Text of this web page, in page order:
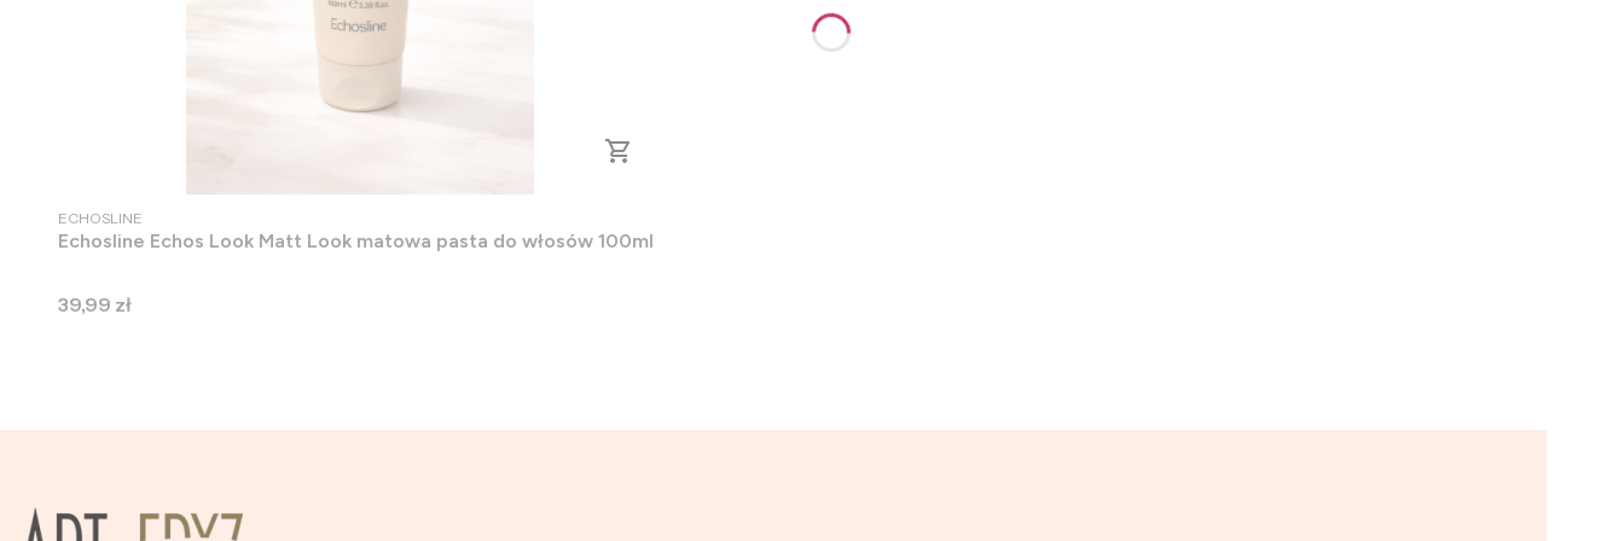
PRODUCENT
ECHOSLINE
Echosline Echos Look Matt Look matowa pasta do włosów 100ml
Cena
39,99 zł